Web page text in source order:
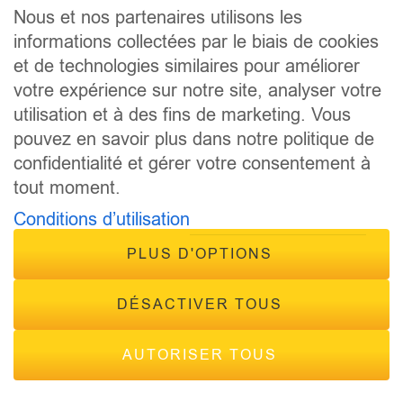
ÉMISSIONS
ANIMATEURS
CONCOURS
ÉVÈNEMENTS
CONTACT
© 2026 - Tous droits réservés Inside Radio, site réalisé par
Inside Communication
Nous et nos partenaires utilisons les
informations collectées par le biais de cookies
et de technologies similaires pour améliorer
votre expérience sur notre site, analyser votre
utilisation et à des fins de marketing. Vous
pouvez en savoir plus dans notre politique de
confidentialité et gérer votre consentement à
tout moment.
Conditions d’utilisation
PLUS D'OPTIONS
DÉSACTIVER TOUS
AUTORISER TOUS